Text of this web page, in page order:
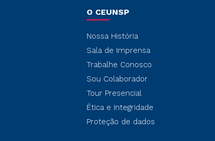
O CEUNSP
Nossa História
Sala de Imprensa
Trabalhe Conosco
Sou Colaborador
Tour Presencial
Ética e Integridade
Proteção de dados